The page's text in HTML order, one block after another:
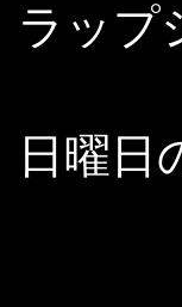
ラップ
日曜日